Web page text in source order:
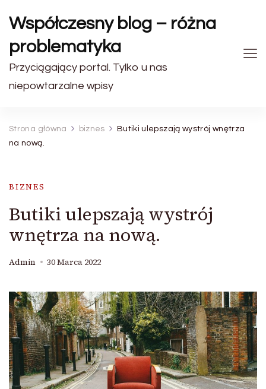
Współczesny blog – różna
problematyka
Przyciągający portal. Tylko u nas
niepowtarzalne wpisy
Strona główna biznes
Butiki ulepszają wystrój wnętrza
na nową.
BIZNES
Butiki ulepszają wystrój
wnętrza na nową.
Admin 30 Marca 2022